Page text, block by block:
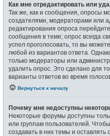
Как мне отредактировать или
Так же, как и сообщения, опросы
создателями, модераторами или
редактирования опроса
сообщения в теме; опрос всегда
успел проголосовать, то вы
любой из вариантов ответа.
только модераторы или
удалить опрос. Это сделано для
варианты ответов во время
Вернуться к началу
Почему мне недоступны
Некоторые форумы доступны
или группам пользователей.
создавать в них темы и